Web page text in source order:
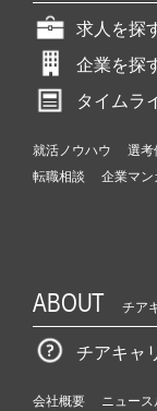
求人を探
企業を探
タイムラ
就活ノウハウ 選考
転職相談
企業マン
ABOUT チア
チアキャ
会社概要 ニュース